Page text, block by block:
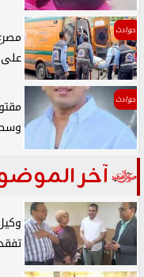
حوادث
حوادث
آخر